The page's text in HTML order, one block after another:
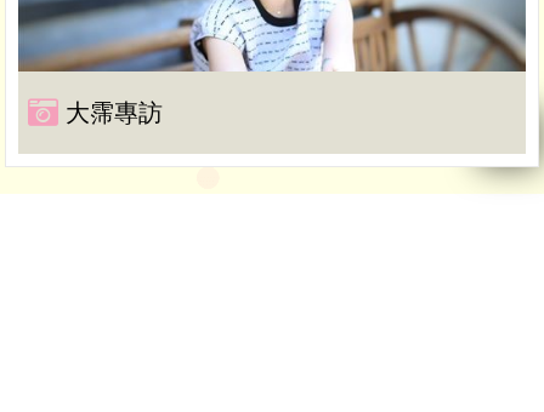
大霈專訪